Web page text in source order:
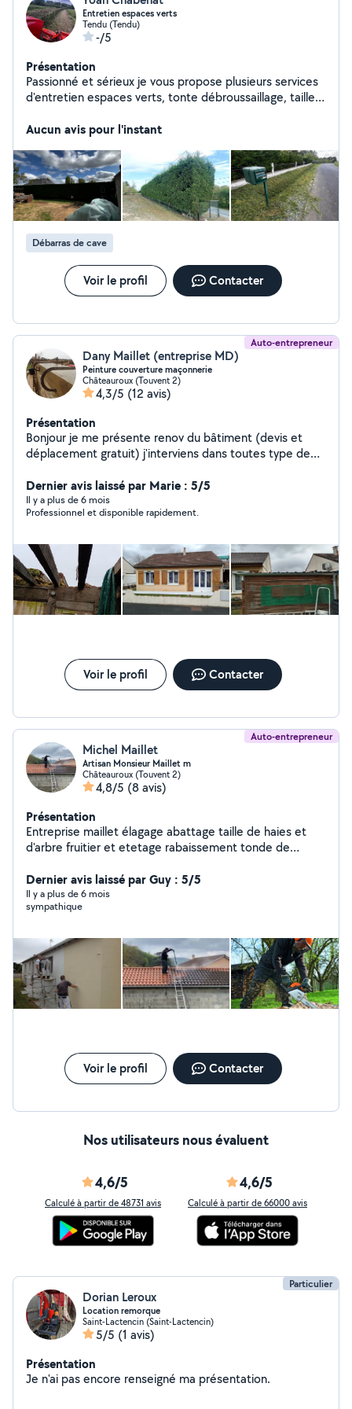
Entretien espaces verts
Tendu (Tendu)
-/5
Présentation
Passionné et sérieux je vous propose plusieurs services
d'entretien espaces verts, tonte débroussaillage, tailles
gyrobroyeur.
Aucun avis pour l'instant
Débarras de cave
Voir le profil Contacter
Auto-entrepreneur
Dany Maillet (entreprise MD)
Peinture couverture maçonnerie
Châteauroux (Touvent 2)
4,3/5 (12 avis)
Présentation
Bonjour je me présente renov du bâtiment (devis et
déplacement gratuit) j'interviens dans toutes type de
extérieur nettoyage démoussage toiture ravalement de
façade pignon peinture toiture également travaux de
maçonnerie et pose clôture remplacement de tuiles
sur espace vert) Si devis accepté travaux dans
l'immédiat
Dernier avis laissé par Marie : 5/5
Il y a plus de 6 mois
Professionnel et disponible rapidement.
Voir le profil Contacter
Auto-entrepreneur
Michel Maillet
Artisan Monsieur Maillet m
Châteauroux (Touvent 2)
4,8/5 (8 avis)
Présentation
Entreprise maillet élagage abattage taille de haies et
d'arbre fruitier et etetage rabaissement tonde de
dangereux enlèvement de chenille processionnaire
traitement antimites toiture couverture traitement anti
mousse traitement de charpente netoyage haute
espaces vert
Dernier avis laissé par Guy : 5/5
Il y a plus de 6 mois
sympathique
Voir le profil Contacter
Nos utilisateurs nous évaluent
4,6/5
Calculé à partir de 48731 avis
4,6/5
Calculé à partir de 66000 avis
Particulier
Dorian Leroux
Location remorque
Saint-Lactencin (Saint-Lactencin)
5/5 (1 avis)
Présentation
Je n'ai pas encore renseigné ma présentation.